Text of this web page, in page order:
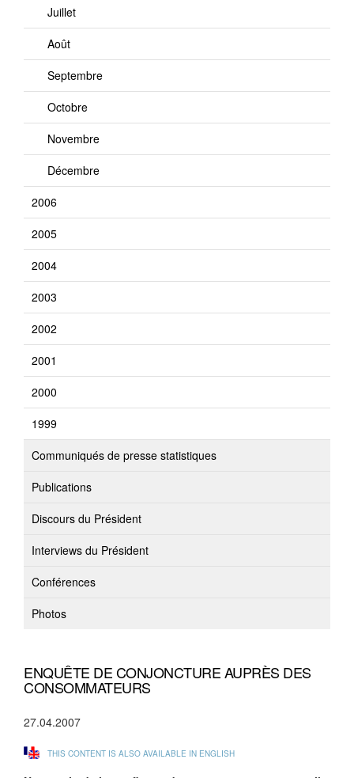
Juillet
Août
Septembre
Octobre
Novembre
Décembre
2006
2005
2004
2003
2002
2001
2000
1999
Communiqués de presse statistiques
Publications
Discours du Président
Interviews du Président
Conférences
Photos
ENQUÊTE DE CONJONCTURE AUPRÈS DES
CONSOMMATEURS
27.04.2007
THIS CONTENT IS ALSO AVAILABLE IN ENGLISH